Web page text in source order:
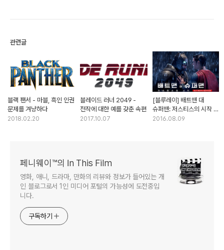
관련글
블랙 팬서 - 마블, 흑인 인권
문제를 겨냥하다
2018.02.20
블레이드 러너 2049 -
전작에 대한 예를 갖춘 속편
2017.10.07
[블루레이] 배트맨 대
슈퍼맨: 저스티스의 시작 -
확장판과 극장판의 차이
2016.08.09
페니웨이™의 In This Film
영화, 애니, 드라마, 만화의 리뷰와 정보가 들어있는 개
인 블로그로서 1인 미디어 포털의 가능성에 도전중입
니다.
구독하기